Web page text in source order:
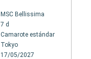
MSC Bellissima
7 d
Camarote estándar
Tokyo
17/05/2027